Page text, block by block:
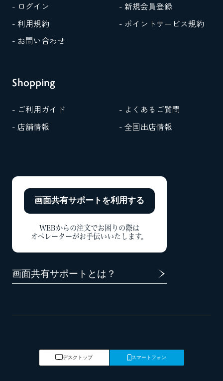
- ログイン
- 新規会員登録
- 利用規約
- ポイントサービス規約
- お問い合わせ
Shopping
- ご利用ガイド
- よくあるご質問
- 店舗情報
- 全国出店情報
画面共有サポートを利用する
WEBからの注文でお困りの際は
オペレーターがお手伝いいたします。
画面共有サポートとは？
デスクトップ スマートフォン